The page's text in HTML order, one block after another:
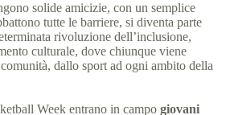
solide amicizie, con un semplice
tutte le barriere, si diventa parte
rivoluzione dell’inclusione,
culturale, dove chiunque viene
dallo sport ad ogni ambito della
Week entrano in campo giovani